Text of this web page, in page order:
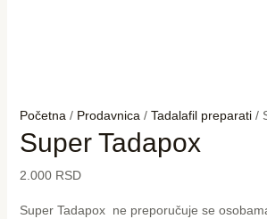
Početna/ Prodavnica/ Tadalafil preparati/
Super Tadapox
2.000 RSD
Super Tadapox ne preporučuje se